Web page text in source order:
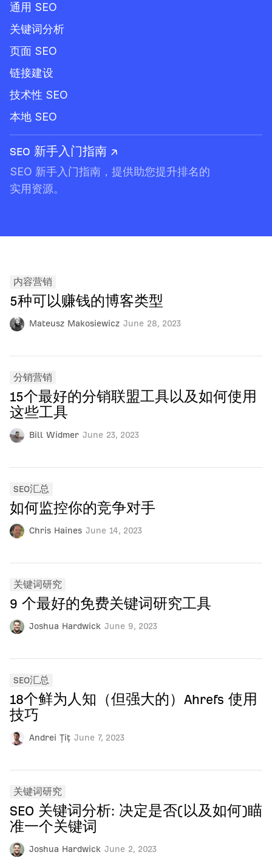
通用 SEO
关键词分析
页面 SEO
链接建设
技术性 SEO
本地 SEO
SEO 新手入门指南 ↗
SEO 新手入门指南，提供助您提升排名的
实用资源。
Mateusz Makosiewicz June 28, 2023
内容营销
5种可以赚钱的博客类型
Bill Widmer June 23, 2023
分销营销
15个最好的分销联盟工具以及如何使用
这些工具
Chris Haines June 14, 2023
SEO汇总
如何监控你的竞争对手
Joshua Hardwick June 9, 2023
关键词研究
9 个最好的免费关键词研究工具
Andrei Țiț June 7, 2023
SEO汇总
18个鲜为人知（但强大的）Ahrefs 使用
技巧
Joshua Hardwick June 2, 2023
关键词研究
SEO 关键词分析: 决定是否(以及如何)瞄
准一个关键词